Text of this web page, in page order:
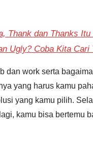
Thank dan Thanks
Ugly? Coba Kita Cari
dan work serta
yang harus kamu
yang kamu pilih.
kamu bisa bertemu